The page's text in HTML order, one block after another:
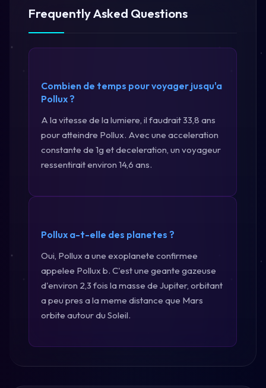
Frequently Asked Questions
Combien de temps pour voyager jusqu'a
Pollux ?
A la vitesse de la lumiere, il faudrait 33,8 ans
pour atteindre Pollux. Avec une acceleration
constante de 1g et deceleration, un voyageur
ressentirait environ 14,6 ans.
Pollux a-t-elle des planetes ?
Oui, Pollux a une exoplanete confirmee
appelee Pollux b. C'est une geante gazeuse
d'environ 2,3 fois la masse de Jupiter, orbitant
a peu pres a la meme distance que Mars
orbite autour du Soleil.